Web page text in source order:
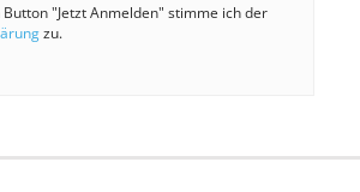
"Jetzt Anmelden" stimme ich der
zu.